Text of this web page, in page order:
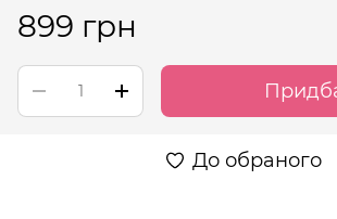
899 грн
До обраного